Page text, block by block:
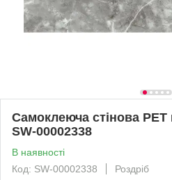
Самоклеюча стінова
SW-00002338
В наявності
Код: SW-00002338
Роздріб